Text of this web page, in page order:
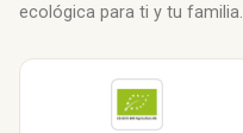
ecológica para ti y tu familia.